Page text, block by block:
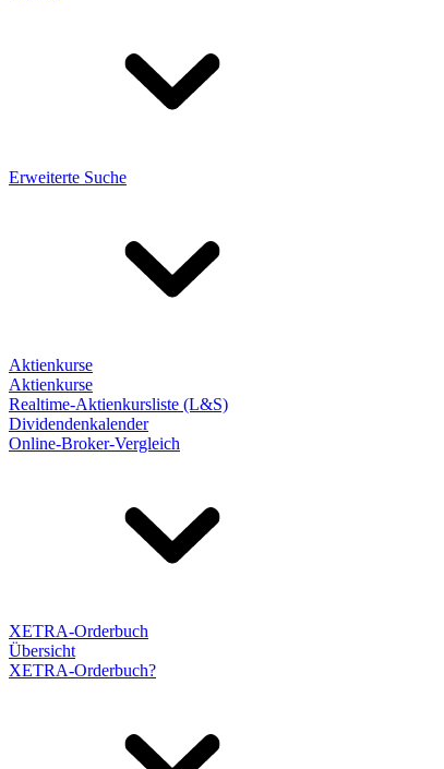
Erweiterte Suche
Aktienkurse
Aktienkurse
Realtime-Aktienkursliste (L&S)
Dividendenkalender
Online-Broker-Vergleich
XETRA-Orderbuch
Übersicht
XETRA-Orderbuch?